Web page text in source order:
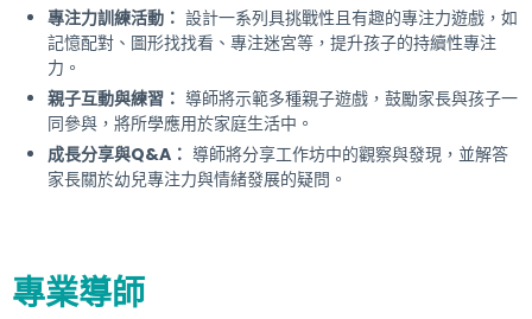
專注力訓練活動： 設計一系列具挑戰性且有趣的專注力遊戲，如
記憶配對、圖形找找看、專注迷宮等，提升孩子的持續性專注
力。
親子互動與練習： 導師將示範多種親子遊戲，鼓勵家長與孩子一
同參與，將所學應用於家庭生活中。
成長分享與Q&A： 導師將分享工作坊中的觀察與發現，並解答
家長關於幼兒專注力與情緒發展的疑問。
專業導師